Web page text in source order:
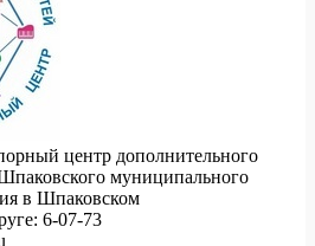
центр дополнительного
муниципального
в Шпаковском
6-07-73